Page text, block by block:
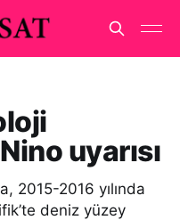
uyarısı
2015-2016 yılında
deniz yüzey